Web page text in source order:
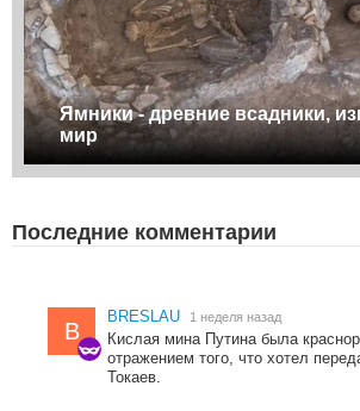
Ямники - древние всадники,
мир
Последние комментарии
B
BRESLAU 1 неделя назад
Кислая мина Путина была
отражением того, что хотел
Токаев.